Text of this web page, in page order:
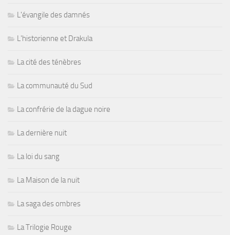
L'évangile des damnés
L'historienne et Drakula
La cité des ténèbres
La communauté du Sud
La confrérie de la dague noire
La dernière nuit
La loi du sang
La Maison de la nuit
La saga des ombres
La Trilogie Rouge